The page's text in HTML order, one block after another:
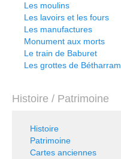
Les moulins
Les lavoirs et les fours
Les manufactures
Monument aux morts
Le train de Baburet
Les grottes de Bétharram
Histoire / Patrimoine
Histoire
Patrimoine
Cartes anciennes